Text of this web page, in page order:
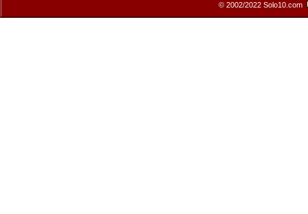
© 2002/2022 Solo10.com